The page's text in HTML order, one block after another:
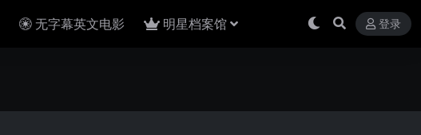
无字幕英文电影 明星档案馆 登录